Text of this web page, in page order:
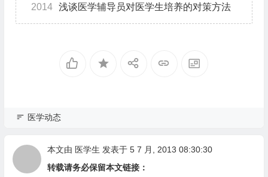
2014 浅谈医学辅导员对医学生培养的对策方法
医学动态
本文由 医学生 发表于 5 7 月, 2013 08:30:30
转载请务必保留本文链接：